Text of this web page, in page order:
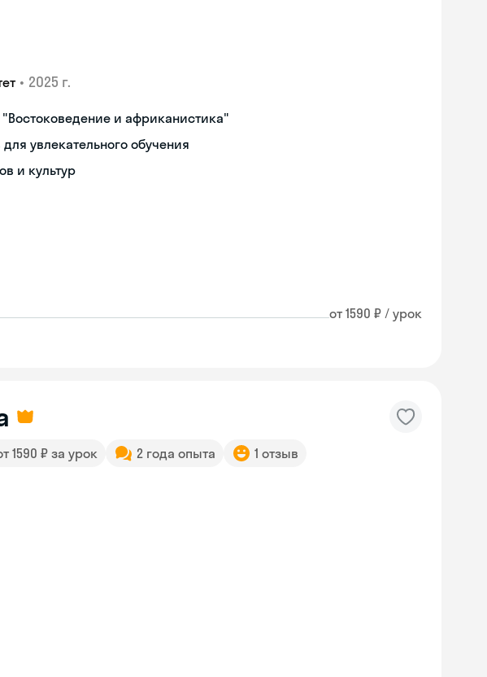
• 2025 г.
и африканистика"
увлекательного обучения
и культур
от 1590 ₽ / урок
1590 ₽ за урок 2 года опыта 1 отзыв